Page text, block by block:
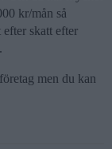
kr/mån så
skatt efter
men du kan